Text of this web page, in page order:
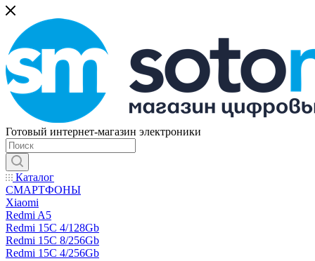
Готовый интернет-магазин электроники
Каталог
СМАРТФОНЫ
Xiaomi
Redmi A5
Redmi 15C 4/128Gb
Redmi 15C 8/256Gb
Redmi 15C 4/256Gb